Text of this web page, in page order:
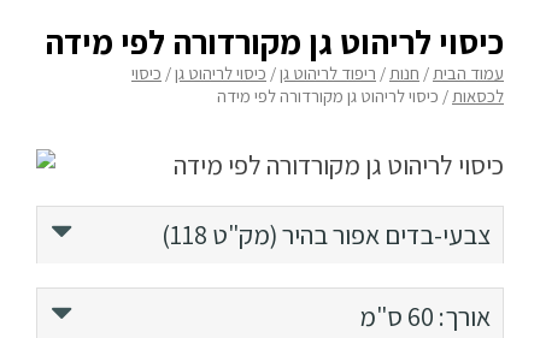
פינות זולה
מערכות ישיבה וריהוט
כיסוי לריהוט גן מקורדורה לפי מידה
עמוד הבית/ חנות/ ריפוד לריהוט גן/ כיסוי לריהוט גן/ כיסוי
לכסאות/ כיסוי לריהוט גן מקורדורה לפי מידה
צבעי-בדים אפור בהיר (מק"ט 118)ירוק (מק"ט 117)
כחול נייבי (מק"ט 114)
אורך: 60 ס"מ
40 ס"מ